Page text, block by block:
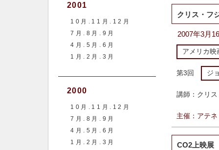
2001
10月.11月.12月
7月.8月.9月
4月.5月.6月
1月.2月.3月
2000
10月.11月.12月
7月.8月.9月
4月.5月.6月
1月.2月.3月
クリス・フ
2007年3月
アメリカ
第3回 ジ
講師： クリ
主催：アテ
CO2上映展